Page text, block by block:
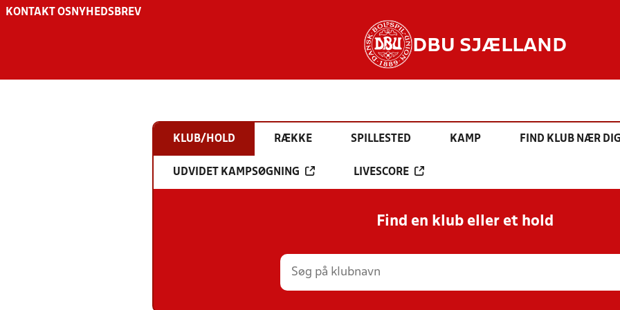
KONTAKT OS NYHEDSBREV
DBU SJÆLLAND
KLUB/HOLD RÆKKE SPILLESTED KAMP FIND KLUB NÆR
UDVIDET KAMPSØGNING LIVESCORE
Find en klub eller et hold